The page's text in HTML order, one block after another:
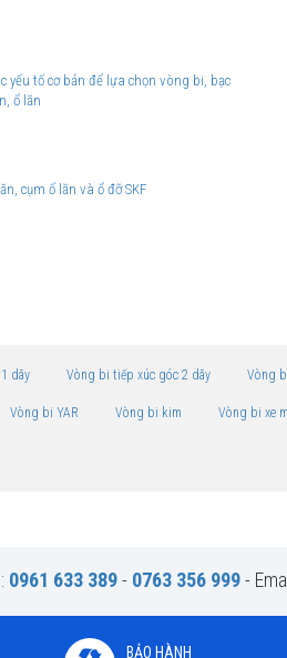
yếu tố cơ bản để lựa chọn vòng bi, bạc
ổ lăn
cụm ổ lăn và ổ đỡ SKF
dãy Vòng bi tiếp xúc góc 2 dãy Vòng
Vòng bi YAR Vòng bi kim Vòng bi xe
0961 633 389- 0763 356 999-
BẢO HÀNH